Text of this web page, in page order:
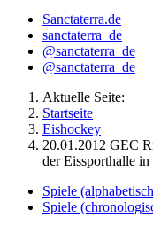
Sanctaterra.de
sanctaterra_de
@sanctaterra_de
@sanctaterra_de
Aktuelle Seite:
Startseite
Eishockey
20.01.2012 GEC
der Eissporthalle
Spiele
Spiele